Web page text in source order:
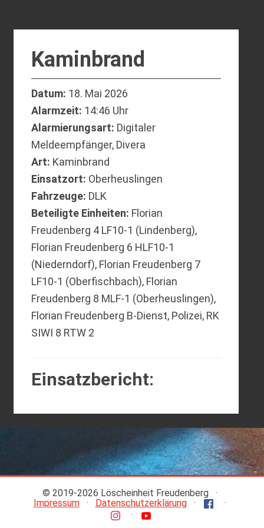
Kaminbrand
Datum: 18. Mai 2026
Alarmzeit: 14:46 Uhr
Alarmierungsart: Digitaler
Meldeempfänger, Divera
Art: Kaminbrand
Einsatzort: Oberheuslingen
Fahrzeuge: DLK
Beteiligte Einheiten: Florian
Freudenberg 4 LF10-1 (Lindenberg),
Florian Freudenberg 6 HLF10-1
(Niederndorf), Florian Freudenberg 7
LF10-1 (Oberfischbach), Florian
Freudenberg 8 MLF-1 (Oberheuslingen),
Florian Freudenberg B-Dienst, Polizei, RK
SIWI 8 RTW 2
Einsatzbericht:
© 2019-2026 Löscheinheit Freudenberg ·
Impressum· Datenschutzerklärung·
·
·